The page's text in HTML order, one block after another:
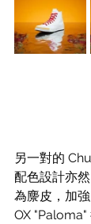
另一對的
配色設計亦
為麖皮，加
OX